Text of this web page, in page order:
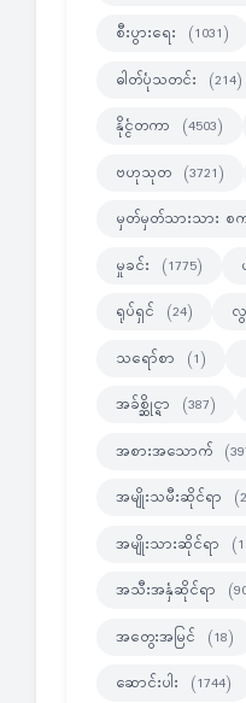
စီးပွားရေး (1031)
ဓါတ်ပုံသတင်း (214)
နိုင္ငံတကာ (4503)
ဗဟုသုတ (3721)
မှတ်မှတ်သားသား စကာ
မှုခင်း (1775)
ရုပ်ရှင် (24)
သရော်စာ (1)
အခ်စ္ဆိုင္ရာ (387)
အစားအသောက်
အမျိုးသမီးဆိုင်ရာ
အမျိုးသားဆိုင်ရာ
အသီးအနှံဆိုင်ရာ
အတွေးအမြင် (18)
ဆောင်းပါး (1744)